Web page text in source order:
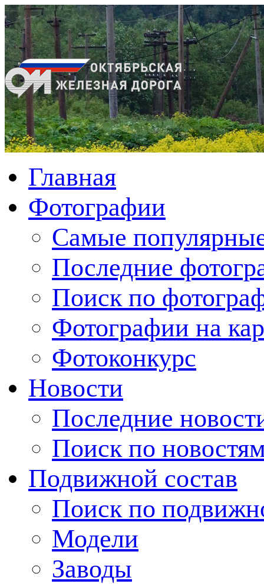
Главная
Фотографии
Cамые
Последние
Поиск по
Фотографии на
Фотоконкурс
Новости
Последние
Поиск по
Подвижной состав
Поиск по
Модели
Заводы